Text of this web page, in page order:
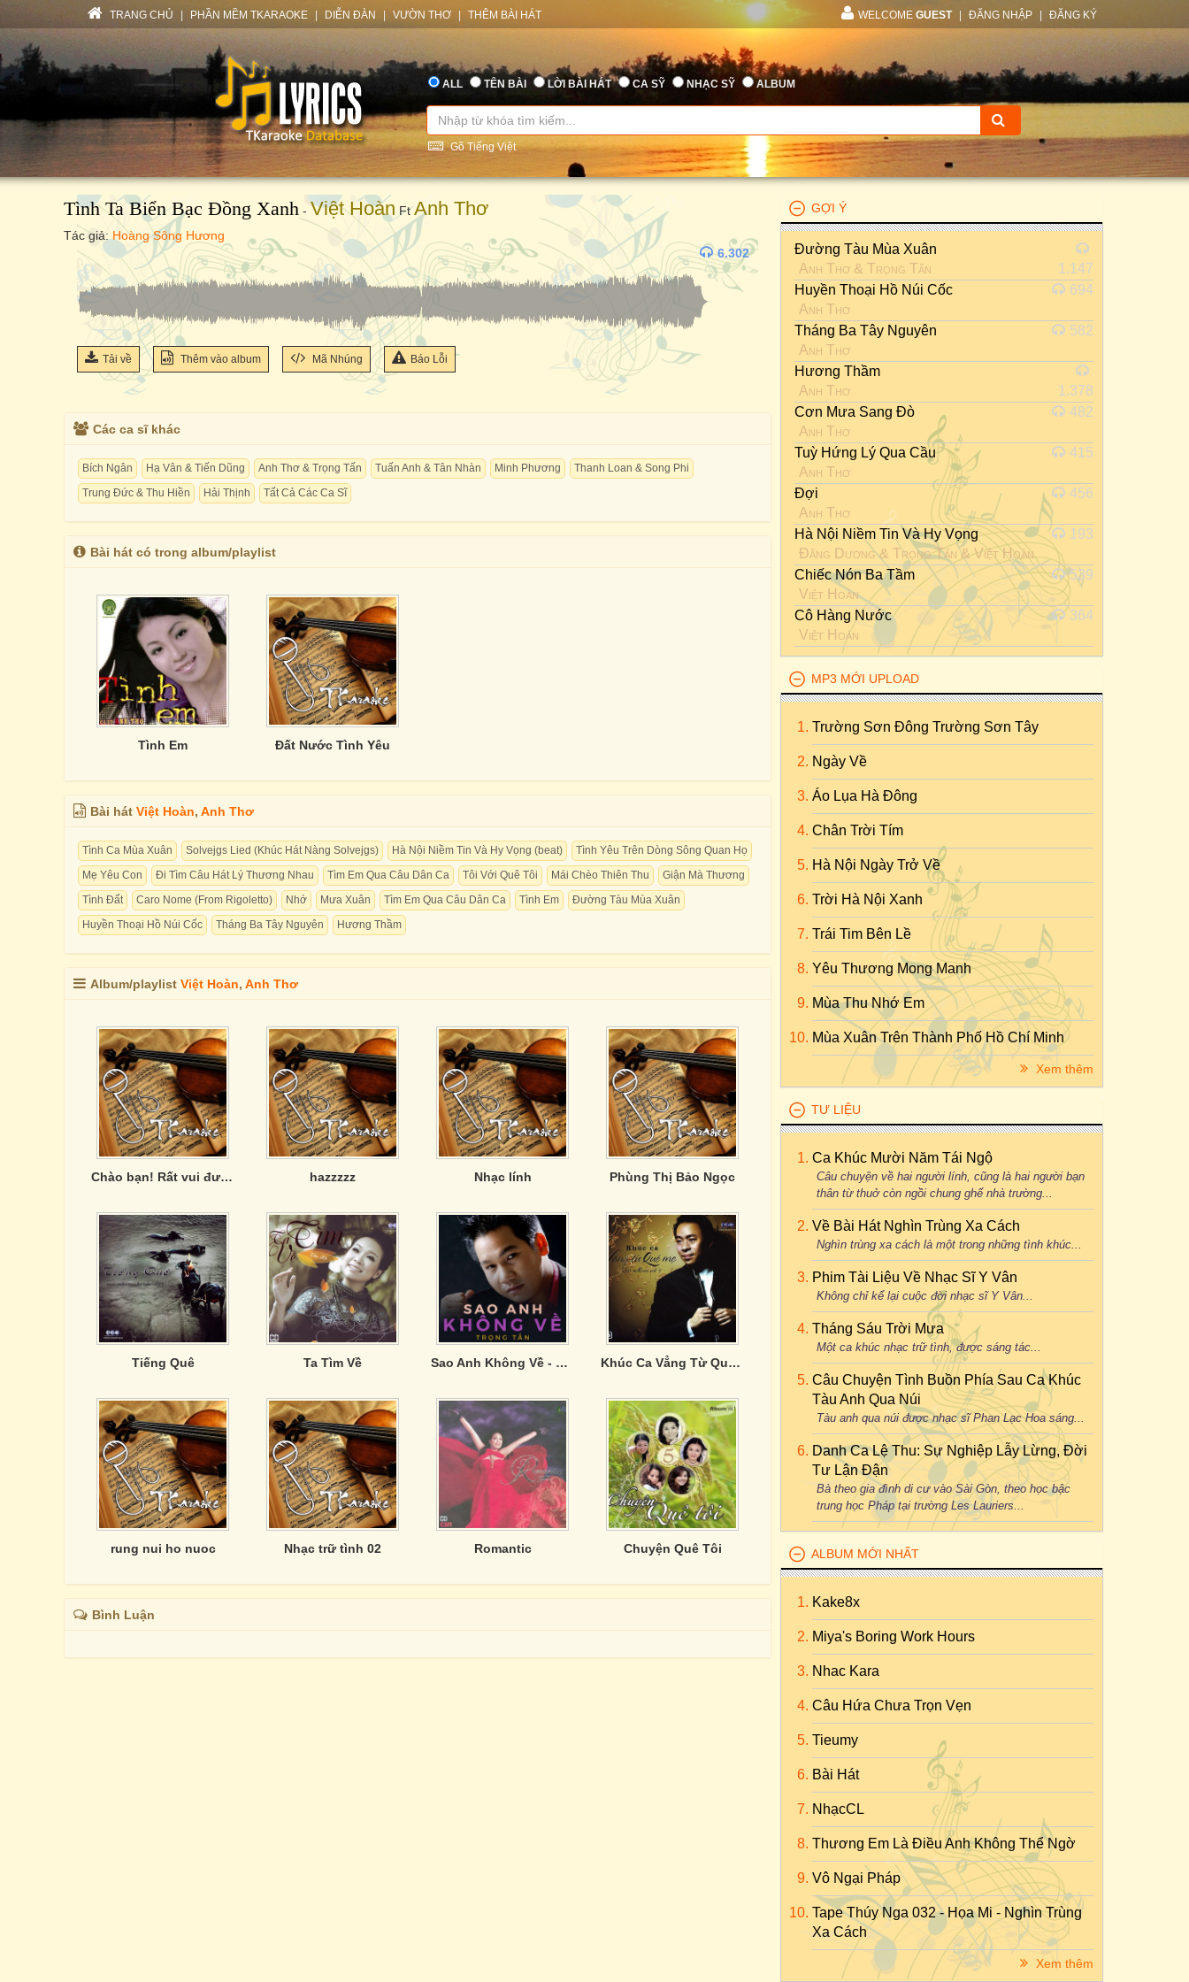
TRANG CHỦ PHẦN MỀM TKARAOKE DIỄN ĐÀN VƯỜN THƠ THÊM BÀI HÁT WELCOME GUEST ĐĂNG NHẬP ĐĂNG KÝ
ALL TÊN BÀI LỜI BÀI HÁT CA SỸ NHẠC SỸ ALBUM
Gõ Tiếng Việt
Tình Ta Biển Bạc Đồng Xanh - Việt Hoàn FtAnh Thơ
Tác giả: Hoàng Sông Hương
6.302
Tải về Thêm vào album Mã Nhúng Báo Lỗi
Các ca sĩ khác
Bích Ngân Hạ Vân & Tiến Dũng Anh Thơ & Trọng Tấn Tuấn Anh & Tân Nhàn Minh Phương
Thanh Loan & Song Phi
Trung Đức & Thu Hiền
Hải Thịnh Tất Cả Các Ca Sĩ
Bài hát có trong album/playlist
Tình Em Đất Nước Tình Yêu
Bài hát Việt Hoàn, Anh Thơ
Tình Ca Mùa Xuân Solvejgs Lied (Khúc Hát Nàng Solvejgs) Hà Nội Niềm Tin Và Hy Vọng (beat)
Tình Yêu Trên Dòng Sông Quan Họ
Mẹ Yêu Con
Đi Tìm Câu Hát Lý Thương Nhau Tìm Em Qua Câu Dân Ca Tôi Với Quê Tôi Mái Chèo Thiên Thu
Giận Mà Thương
Tình Đất
Caro Nome (From Rigoletto) Nhớ Mưa Xuân Tìm Em Qua Câu Dân Ca Tình Em
Đường Tàu Mùa Xuân
Huyền Thoại Hồ Núi Cốc
Tháng Ba Tây Nguyên Hương Thầm
Album/playlist Việt Hoàn, Anh Thơ
Chào bạn! Rất vui được gặp bạn hôm nay. Bạn muốn mình giúp gì cho bạn không? hazzzzz Nhạc lính Phùng Thị Bảo Ngọc
Tiếng Quê Ta Tìm Về Sao Anh Không Về - Trọng Tấn Khúc Ca Vẳng Từ Quê Mẹ
rung nui ho nuoc Nhạc trữ tình 02 Romantic Chuyện Quê Tôi
Bình Luận
GỢI Ý
Đường Tàu Mùa Xuân
Anh Thơ & Trọng Tấn
1.147
Huyền Thoại Hồ Núi Cốc
Anh Thơ
694
Tháng Ba Tây Nguyên
Anh Thơ
582
Hương Thầm
Anh Thơ
1.378
Cơn Mưa Sang Đò
Anh Thơ
482
Tuỳ Hứng Lý Qua Cầu
Anh Thơ
415
Đợi
Anh Thơ
456
Hà Nội Niềm Tin Và Hy Vọng
Đăng Dương& Trọng Tấn&Việt Hoàn
193
Chiếc Nón Ba Tầm
Việt Hoàn
539
Cô Hàng Nước
Việt Hoàn
364
MP3 MỚI UPLOAD
Trường Sơn Đông Trường Sơn Tây
Ngày Về
Áo Lụa Hà Đông
Chân Trời Tím
Hà Nội Ngày Trở Về
Trời Hà Nội Xanh
Trái Tim Bên Lề
Yêu Thương Mong Manh
Mùa Thu Nhớ Em
Mùa Xuân Trên Thành Phố Hồ Chí Minh
Xem thêm
TƯ LIỆU
Ca Khúc Mười Năm Tái Ngộ
Câu chuyện về hai người lính, cũng là hai người bạn
thân từ thuở còn ngồi chung ghế nhà trường...
Về Bài Hát Nghìn Trùng Xa Cách
Nghìn trùng xa cách là một trong những tình khúc...
Phim Tài Liệu Về Nhạc Sĩ Y Vân
Không chỉ kể lại cuộc đời nhạc sĩ Y Vân...
Tháng Sáu Trời Mưa
Một ca khúc nhạc trữ tình, được sáng tác...
Câu Chuyện Tình Buồn Phía Sau Ca Khúc
Tàu Anh Qua Núi
Tàu anh qua núi được nhạc sĩ Phan Lạc Hoa sáng...
Danh Ca Lệ Thu: Sự Nghiệp Lẫy Lừng, Đời
Tư Lận Đận
Bà theo gia đình di cư vào Sài Gòn, theo học bậc
trung học Pháp tại trường Les Lauriers...
ALBUM MỚI NHẤT
Kake8x
Miya's Boring Work Hours
Nhac Kara
Câu Hứa Chưa Trọn Vẹn
Tieumy
Bài Hát
NhạcCL
Thương Em Là Điều Anh Không Thể Ngờ
Vô Ngại Pháp
Tape Thúy Nga 032 - Họa Mi - Nghìn Trùng
Xa Cách
Xem thêm